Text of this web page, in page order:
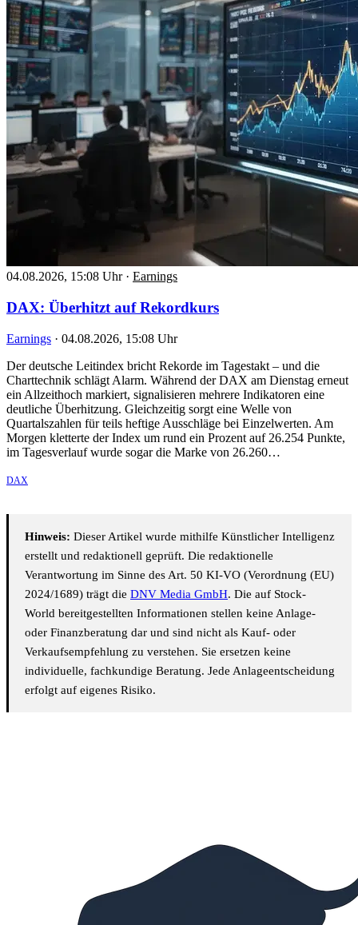
04.08.2026, 15:08 Uhr · Earnings
DAX: Überhitzt auf Rekordkurs
Earnings · 04.08.2026, 15:08 Uhr
Der deutsche Leitindex bricht Rekorde im Tagestakt – und die
Charttechnik schlägt Alarm. Während der DAX am Dienstag erneut
ein Allzeithoch markiert, signalisieren mehrere Indikatoren eine
deutliche Überhitzung. Gleichzeitig sorgt eine Welle von
Quartalszahlen für teils heftige Ausschläge bei Einzelwerten. Am
Morgen kletterte der Index um rund ein Prozent auf 26.254 Punkte,
im Tagesverlauf wurde sogar die Marke von 26.260…
DAX
Hinweis: Dieser Artikel wurde mithilfe Künstlicher Intelligenz
erstellt und redaktionell geprüft. Die redaktionelle
Verantwortung im Sinne des Art. 50 KI-VO (Verordnung (EU)
2024/1689) trägt die DNV Media GmbH. Die auf Stock-
World bereitgestellten Informationen stellen keine Anlage-
oder Finanzberatung dar und sind nicht als Kauf- oder
Verkaufsempfehlung zu verstehen. Sie ersetzen keine
individuelle, fachkundige Beratung. Jede Anlageentscheidung
erfolgt auf eigenes Risiko.